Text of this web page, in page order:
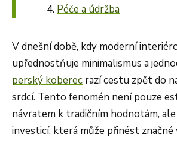
Péče a údržba
V dnešní době, kdy moderní
upřednostňuje minimalismus a
perský koberec razí cestu zpět do
srdcí. Tento fenomén není pouze
návratem k tradičním hodnotám,
investicí, která může přinést značné